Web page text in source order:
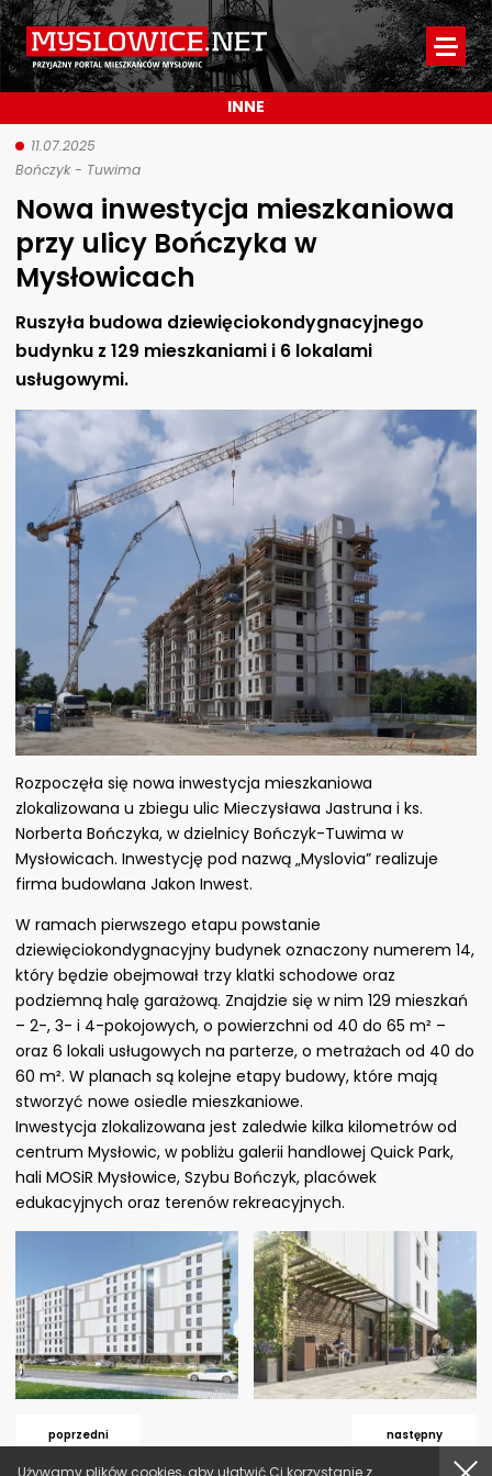
Używamy plików cookies, aby ułatwić Ci korzystanie z
Myslowice.net
-
Przyjazny
portal
mieszkańców
Mysłowic
INNE
11.07.2025
Bończyk - Tuwima
Nowa inwestycja mieszkaniowa
przy ulicy Bończyka w
Mysłowicach
Ruszyła budowa dziewięciokondygnacyjnego
budynku z 129 mieszkaniami i 6 lokalami
usługowymi.
Rozpoczęła się nowa inwestycja mieszkaniowa
zlokalizowana u zbiegu ulic Mieczysława Jastruna i ks.
Norberta Bończyka, w dzielnicy Bończyk-Tuwima w
Mysłowicach. Inwestycję pod nazwą „Myslovia” realizuje
firma budowlana Jakon Inwest.
W ramach pierwszego etapu powstanie
dziewięciokondygnacyjny budynek oznaczony numerem 14,
który będzie obejmował trzy klatki schodowe oraz
podziemną halę garażową. Znajdzie się w nim 129 mieszkań
– 2-, 3- i 4-pokojowych, o powierzchni od 40 do 65 m² –
oraz 6 lokali usługowych na parterze, o metrażach od 40 do
60 m². W planach są kolejne etapy budowy, które mają
stworzyć nowe osiedle mieszkaniowe.
Inwestycja zlokalizowana jest zaledwie kilka kilometrów od
centrum Mysłowic, w pobliżu galerii handlowej Quick Park,
hali MOSiR Mysłowice, Szybu Bończyk, placówek
edukacyjnych oraz terenów rekreacyjnych.
poprzedni następny